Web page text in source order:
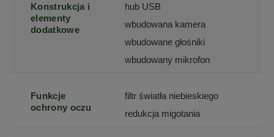
Konstrukcja i
elementy
dodatkowe
hub USB
wbudowana kamera
wbudowane głośniki
wbudowany mikrofon
Funkcje
ochrony oczu
filtr światła niebieskiego
redukcja migotania